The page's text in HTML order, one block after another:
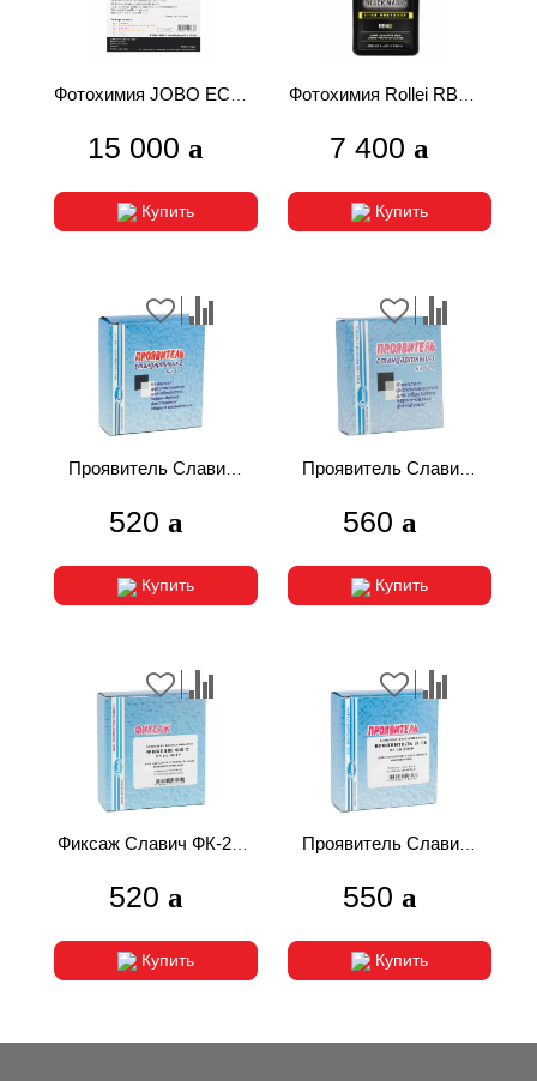
Фотохимия JOBO ECN-
для цветных
15 000
Купить
Фотохимия Rollei RBM2
мл контрастная
7 400
Купить
Проявитель Славич
фотопленки
520
Купить
Проявитель Славич
фотобумаги
560
Купить
Фиксаж Славич ФК-2 1
520
Купить
Проявитель Славич
фотопленки
550
Купить